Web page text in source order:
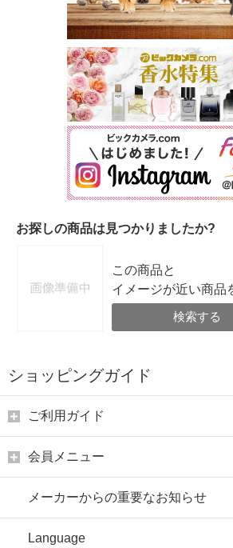
お探しの商品は見つかりましたか?
この商品と
イメージが近い商品
検索する
ショッピングガイド
ご利用ガイド
会員メニュー
メーカーからの重要なお知らせ
Language